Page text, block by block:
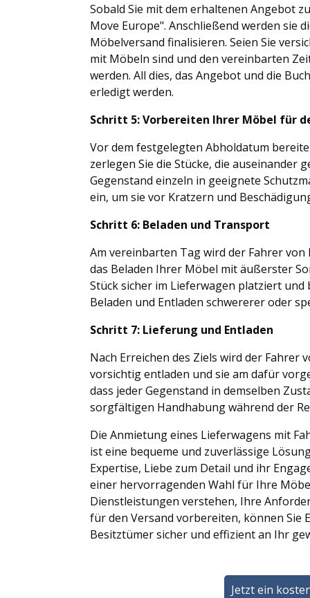
Sobald Sie mit dem erhaltenen Angebot
Move Europe". Anschließend werden sie
Möbelversand finalisieren. Seien Sie
mit Möbeln sind und den vereinbarten
werden. All dies, das Angebot und die
erledigt werden.
Schritt 5: Vorbereiten Ihrer Möbel für
Vor dem festgelegten Abholdatum
zerlegen Sie die Stücke, die auseinander
Gegenstand einzeln in geeignete
ein, um sie vor Kratzern und
Schritt 6: Beladen und Transport
Am vereinbarten Tag wird der Fahrer
das Beladen Ihrer Möbel mit äußerster
Stück sicher im Lieferwagen platziert
Beladen und Entladen schwererer oder
Schritt 7: Lieferung und Entladen
Nach Erreichen des Ziels wird der Fahrer
vorsichtig entladen und sie am dafür
dass jeder Gegenstand in demselben
sorgfältigen Handhabung während der
Die Anmietung eines Lieferwagens mit
ist eine bequeme und zuverlässige
Expertise, Liebe zum Detail und ihr
einer hervorragenden Wahl für Ihre
Dienstleistungen verstehen, Ihre
für den Versand vorbereiten, können Sie
Besitztümer sicher und effizient an Ihr
Jetzt ein